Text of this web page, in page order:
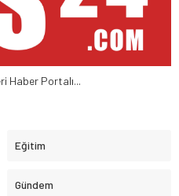
Haber Portalı...
Eğitim
Gündem